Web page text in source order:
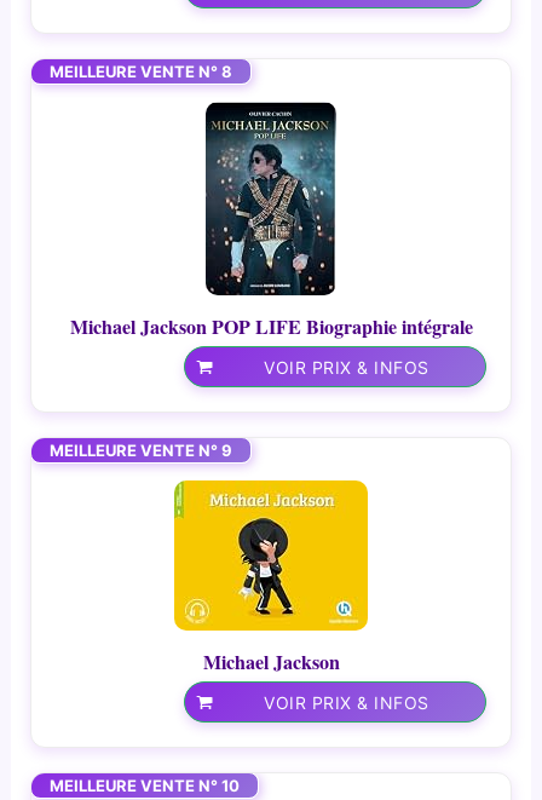
MEILLEURE VENTE N° 8
Michael Jackson POP LIFE Biographie intégrale
VOIR PRIX & INFOS
MEILLEURE VENTE N° 9
Michael Jackson
VOIR PRIX & INFOS
MEILLEURE VENTE N° 10